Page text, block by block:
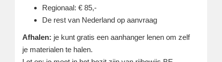
Regionaal: € 85,-
De rest van Nederland op aanvraag
Afhalen: je kunt gratis een aanhanger lenen om zelf
je materialen te halen.